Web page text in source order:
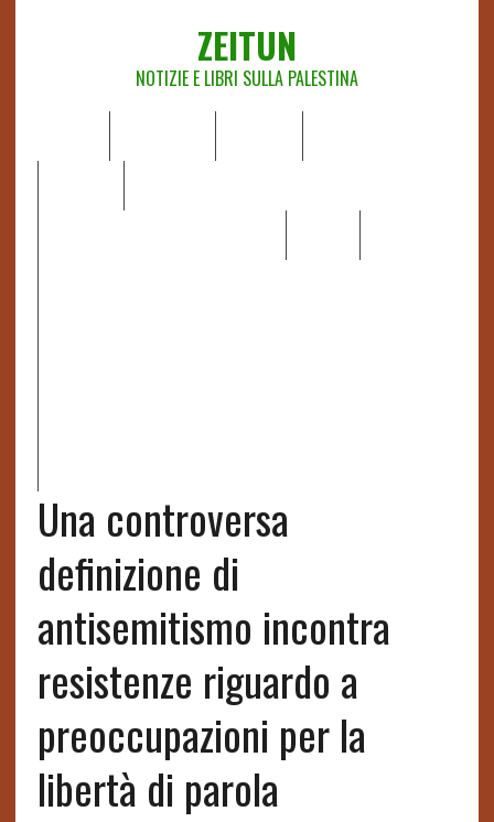
ZEITUN
NOTIZIE E LIBRI SULLA PALESTINA
Una controversa
definizione di
antisemitismo incontra
resistenze riguardo a
preoccupazioni per la
libertà di parola